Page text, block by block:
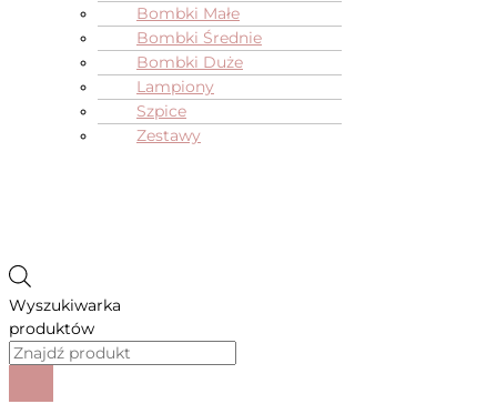
Bombki Małe
Bombki Średnie
Bombki Duże
Lampiony
Szpice
Zestawy
Wyszukiwarka
produktów